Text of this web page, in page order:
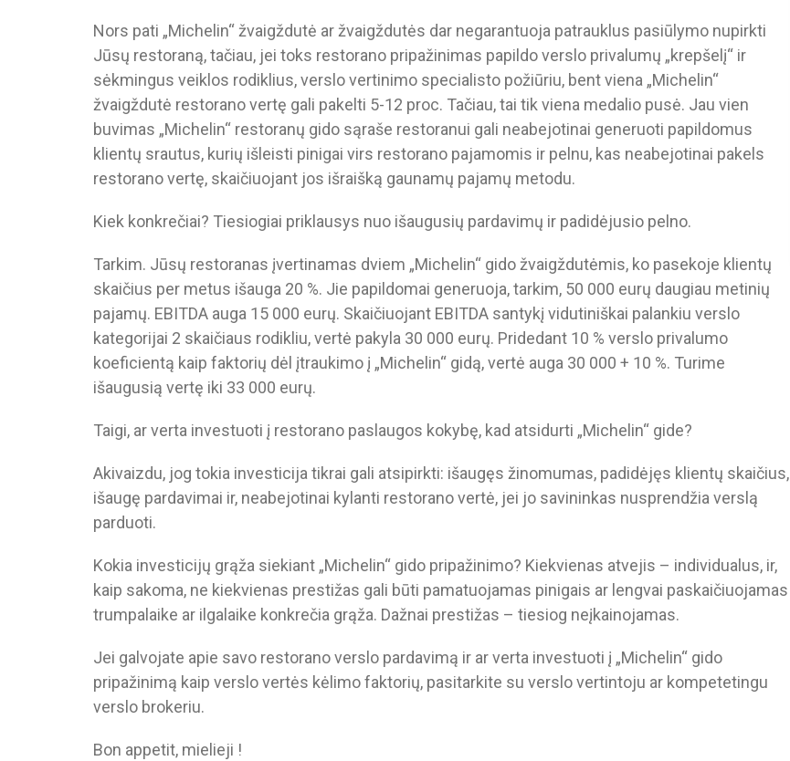
Nors pati „Michelin“ žvaigždutė ar žvaigždutės dar negarantuoja patrauklus pasiūlymo nupirkti
Jūsų restoraną, tačiau, jei toks restorano pripažinimas papildo verslo privalumų „krepšelį“ ir
sėkmingus veiklos rodiklius, verslo vertinimo specialisto požiūriu, bent viena „Michelin“
žvaigždutė restorano vertę gali pakelti 5-12 proc. Tačiau, tai tik viena medalio pusė. Jau vien
buvimas „Michelin“ restoranų gido sąraše restoranui gali neabejotinai generuoti papildomus
klientų srautus, kurių išleisti pinigai virs restorano pajamomis ir pelnu, kas neabejotinai pakels
restorano vertę, skaičiuojant jos išraišką gaunamų pajamų metodu.
Kiek konkrečiai? Tiesiogiai priklausys nuo išaugusių pardavimų ir padidėjusio pelno.
Tarkim. Jūsų restoranas įvertinamas dviem „Michelin“ gido žvaigždutėmis, ko pasekoje klientų
skaičius per metus išauga 20 %. Jie papildomai generuoja, tarkim, 50 000 eurų daugiau metinių
pajamų. EBITDA auga 15 000 eurų. Skaičiuojant EBITDA santykį vidutiniškai palankiu verslo
kategorijai 2 skaičiaus rodikliu, vertė pakyla 30 000 eurų. Pridedant 10 % verslo privalumo
koeficientą kaip faktorių dėl įtraukimo į „Michelin“ gidą, vertė auga 30 000 + 10 %. Turime
išaugusią vertę iki 33 000 eurų.
Taigi, ar verta investuoti į restorano paslaugos kokybę, kad atsidurti „Michelin“ gide?
Akivaizdu, jog tokia investicija tikrai gali atsipirkti: išaugęs žinomumas, padidėjęs klientų skaičius,
išaugę pardavimai ir, neabejotinai kylanti restorano vertė, jei jo savininkas nusprendžia verslą
parduoti.
Kokia investicijų grąža siekiant „Michelin“ gido pripažinimo? Kiekvienas atvejis – individualus, ir,
kaip sakoma, ne kiekvienas prestižas gali būti pamatuojamas pinigais ar lengvai paskaičiuojamas
trumpalaike ar ilgalaike konkrečia grąža. Dažnai prestižas – tiesiog neįkainojamas.
Jei galvojate apie savo restorano verslo pardavimą ir ar verta investuoti į „Michelin“ gido
pripažinimą kaip verslo vertės kėlimo faktorių, pasitarkite su verslo vertintoju ar kompetetingu
verslo brokeriu.
Bon appetit, mielieji !